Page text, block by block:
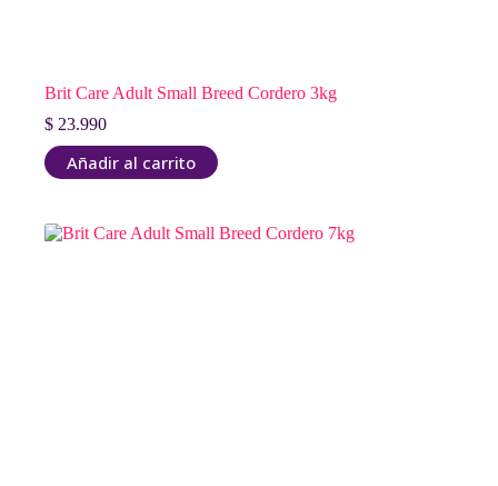
Brit Care Adult Small Breed Cordero 3kg
$ 23.990
Añadir al carrito